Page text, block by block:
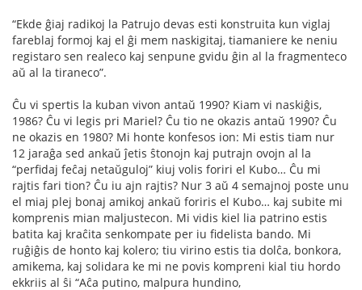
“Ekde ĝiaj radikoj la Patrujo devas esti konstruita kun viglaj
fareblaj formoj kaj el ĝi mem naskigitaj, tiamaniere ke neniu
registaro sen realeco kaj senpune gvidu ĝin al la fragmenteco
aŭ al la tiraneco”.
Ĉu vi spertis la kuban vivon antaŭ 1990? Kiam vi naskiĝis,
1986? Ĉu vi legis pri Mariel? Ĉu tio ne okazis antaŭ 1990? Ĉu
ne okazis en 1980? Mi honte konfesos ion: Mi estis tiam nur
12 jaraĝa sed ankaŭ ĵetis ŝtonojn kaj putrajn ovojn al la
“perfidaj feĉaj netaŭguloj” kiuj volis foriri el Kubo… Ĉu mi
rajtis fari tion? Ĉu iu ajn rajtis? Nur 3 aŭ 4 semajnoj poste unu
el miaj plej bonaj amikoj ankaŭ foriris el Kubo… kaj subite mi
komprenis mian maljustecon. Mi vidis kiel lia patrino estis
batita kaj kraĉita senkompate per iu fidelista bando. Mi
ruĝiĝis de honto kaj kolero; tiu virino estis tia dolĉa, bonkora,
amikema, kaj solidara ke mi ne povis kompreni kial tiu hordo
ekkriis al ŝi “Aĉa putino, malpura hundino,